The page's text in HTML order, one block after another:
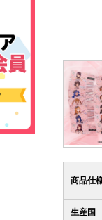
商品仕
生産国